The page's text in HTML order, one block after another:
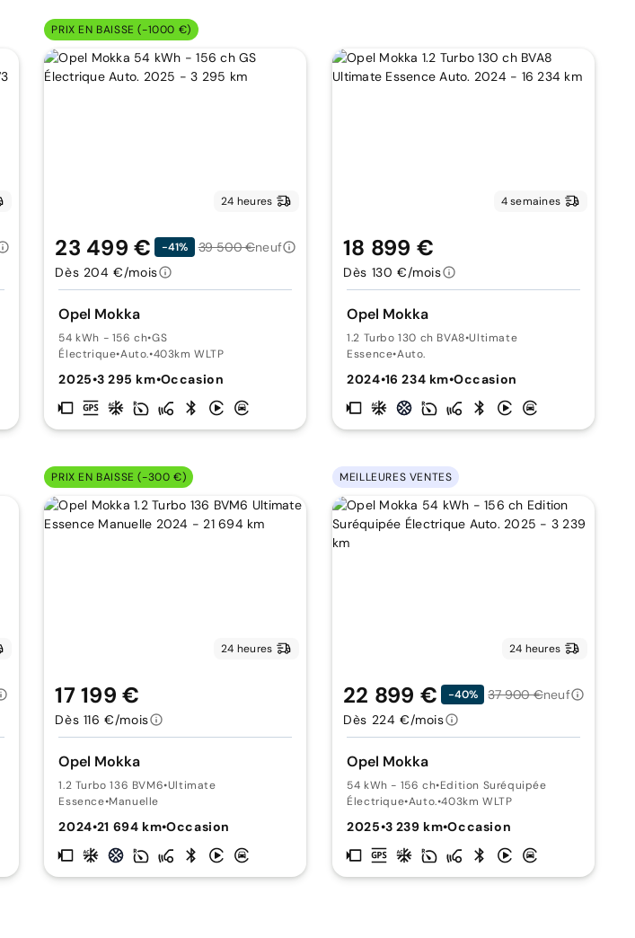
PRIX EN BAISSE (-1000 €)
24 heures
Opel Mokka
54 kWh - 156 ch•GS
Électrique•Auto.•403km WLTP
2025•3 295 km•Occasion
23 499 € -41% 39 500 €neuf
Dès 204 €/mois
4 semaines
Opel Mokka
1.2 Turbo 130 ch BVA8•Ultimate
Essence•Auto.
2024•16 234 km•Occasion
18 899 €
Dès 130 €/mois
PRIX EN BAISSE (-300 €)
24 heures
Opel Mokka
1.2 Turbo 136 BVM6•Ultimate
Essence•Manuelle
2024•21 694 km•Occasion
17 199 €
Dès 116 €/mois
MEILLEURES VENTES
24 heures
Opel Mokka
54 kWh - 156 ch•Edition Suréquipée
Électrique•Auto.•403km WLTP
2025•3 239 km•Occasion
22 899 € -40% 37 900 €neuf
Dès 224 €/mois